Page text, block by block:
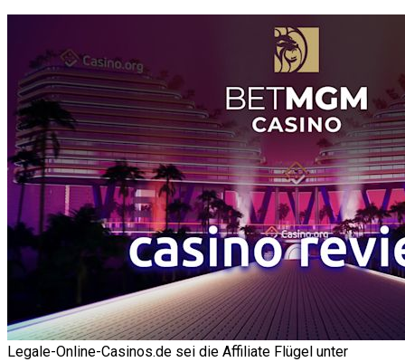
Legale-Online-Casinos.de sei die Affiliate Flügel unter